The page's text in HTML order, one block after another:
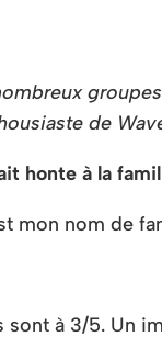
de
honte à la
mon nom de
à 3/5.